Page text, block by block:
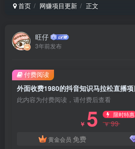
首页 网赚项目更新 正文
旺仔
3年前发布
此内容为付费阅读，请付费后查看
￥ 5 限时特惠
￥99
黄金会员 免费
付费阅读